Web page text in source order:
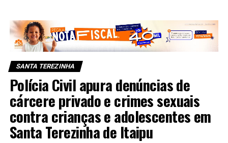
SANTA TEREZINHA
Polícia Civil apura denúncias de
cárcere privado e crimes sexuais
contra crianças e adolescentes em
Santa Terezinha de Itaipu